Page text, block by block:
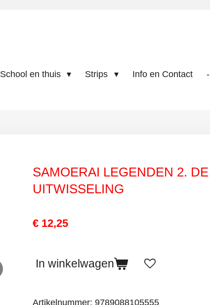
School en thuis Strips Info en Contact -
SAMOERAI LEGENDEN 2. DE
UITWISSELING
€ 12,25
In winkelwagen
Artikelnummer: 9789088105555